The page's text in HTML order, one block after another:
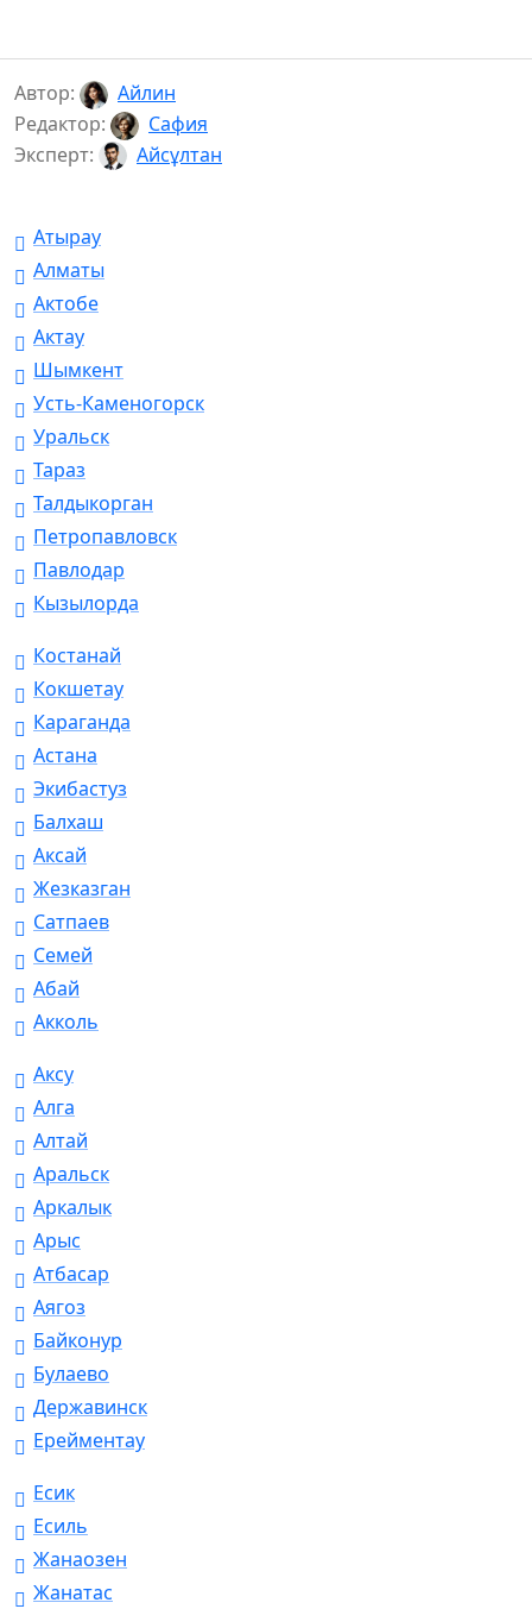
Автор:
Айлин
Редактор:
Сафия
Эксперт:
Айсұлтан
Атырау
Алматы
Актобе
Актау
Шымкент
Усть-Каменогорск
Уральск
Тараз
Талдыкорган
Петропавловск
Павлодар
Кызылорда
Костанай
Кокшетау
Караганда
Астана
Экибастуз
Балхаш
Аксай
Жезказган
Сатпаев
Семей
Абай
Акколь
Аксу
Алга
Алтай
Аральск
Аркалык
Арыс
Атбасар
Аягоз
Байконур
Булаево
Державинск
Ерейментау
Есик
Есиль
Жанаозен
Жанатас